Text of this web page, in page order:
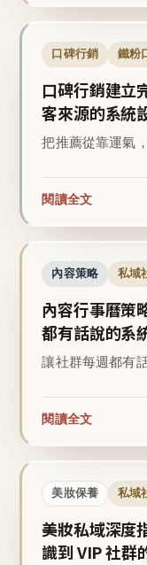
口碑行銷 鐵粉
口碑行銷建立
客來源的系統
把推薦從靠運氣
閱讀全文
內容策略 私域
內容行事曆策
都有話說的系
讓社群每週都有
閱讀全文
美妝保養 私域
美妝私域深度
識到 VIP 社群